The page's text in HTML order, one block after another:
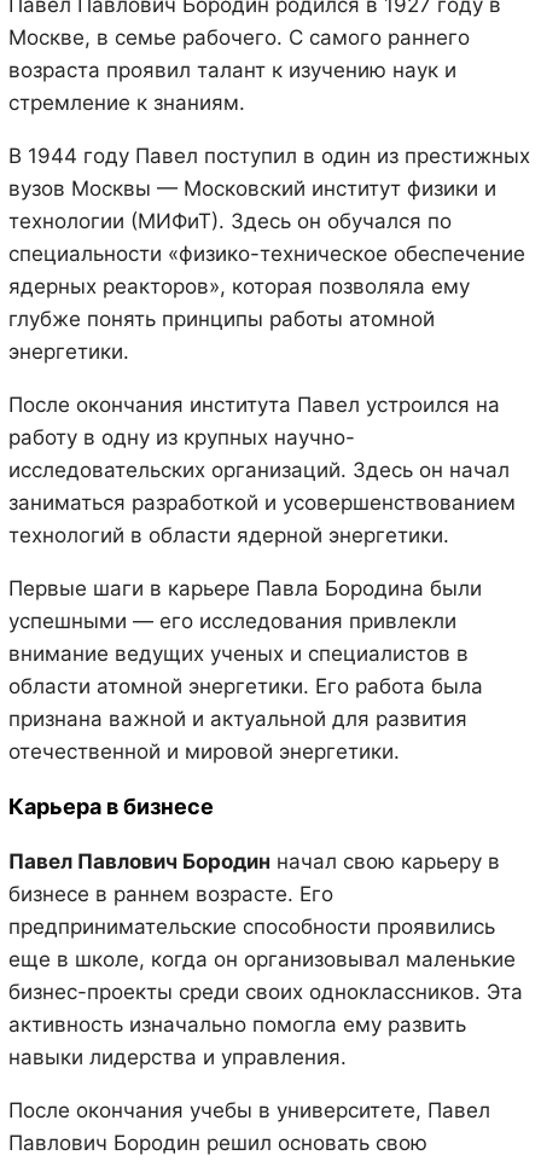
Москве, в семье рабочего. С самого раннего
возраста проявил талант к изучению наук и
стремление к знаниям.
В 1944 году Павел поступил в один из престижных
вузов Москвы — Московский институт физики и
технологии (МИФиТ). Здесь он обучался по
специальности «физико-техническое обеспечение
ядерных реакторов», которая позволяла ему
глубже понять принципы работы атомной
энергетики.
После окончания института Павел устроился на
работу в одну из крупных научно-
исследовательских организаций. Здесь он начал
заниматься разработкой и усовершенствованием
технологий в области ядерной энергетики.
Первые шаги в карьере Павла Бородина были
успешными — его исследования привлекли
внимание ведущих ученых и специалистов в
области атомной энергетики. Его работа была
признана важной и актуальной для развития
отечественной и мировой энергетики.
Карьера в бизнесе
Павел Павлович Бородин начал свою карьеру в
бизнесе в раннем возрасте. Его
предпринимательские способности проявились
еще в школе, когда он организовывал маленькие
бизнес-проекты среди своих одноклассников. Эта
активность изначально помогла ему развить
навыки лидерства и управления.
После окончания учебы в университете, Павел
Павлович Бородин решил основать свою